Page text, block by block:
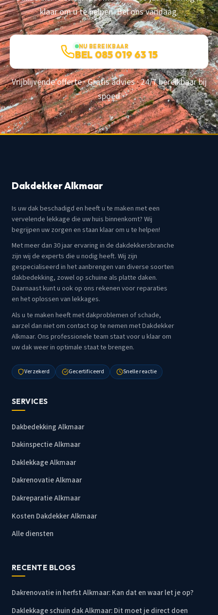
klaar om u te helpen. Bel ons vandaag.
NU BEREIKBAAR
BEL 085 019 63 15
Vrijblijvende offerte · Gratis advies · 24/7 bereikbaar bij
spoed
Dakdekker Alkmaar
Is uw dak beschadigd en heeft u te maken met een
vervelende lekkage die uw huis binnenkomt? Wij
begrijpen uw zorgen en staan klaar om u te helpen!
Met meer dan 30 jaar ervaring in de dakdekkersbranche
zijn wij de experts die u nodig heeft. Wij zijn
gespecialiseerd in het aanbrengen van diverse soorten
dakbedekking, zowel op schuine als platte daken.
Daarnaast kunt u ook op ons rekenen voor reparaties
en het oplossen van lekkages.
Als u te maken heeft met dakproblemen of schade,
aarzel dan niet om contact op te nemen met Dakdekker
Alkmaar. Ons professionele team staat voor u klaar om
uw dak weer in optimale staat te brengen.
Verzekerd Gecertificeerd Snelle reactie
SERVICES
Dakbedekking Alkmaar
Dakinspectie Alkmaar
Daklekkage Alkmaar
Dakrenovatie Alkmaar
Dakreparatie Alkmaar
Kosten Dakdekker Alkmaar
Alle diensten
RECENTE BLOGS
Dakrenovatie in herfst Alkmaar: Kan dat en waar let je op?
Daklekkage schuin dak Alkmaar: Dit moet je direct doen